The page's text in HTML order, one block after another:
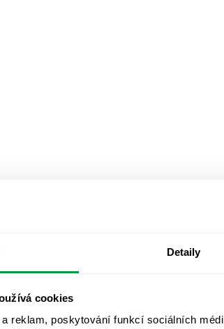
Detaily
cookies
a reklam, poskytování funkcí sociálních